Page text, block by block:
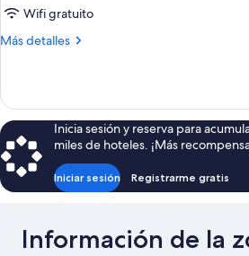
Wifi gratuito
Más detalles
Más
Inicia sesión y reserva para
miles de hoteles. ¡Más
Iniciar sesión Registrarme gratis
Información de la